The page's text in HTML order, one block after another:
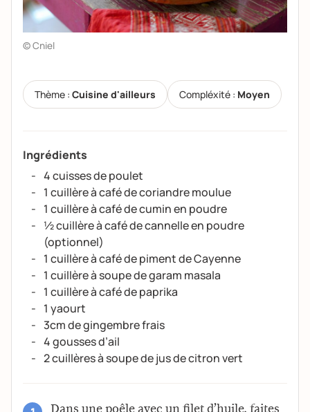
© Cniel
Thème : Cuisine d'ailleurs Compléxité : Moyen
Ingrédients
4 cuisses de poulet
1 cuillère à café de coriandre moulue
1 cuillère à café de cumin en poudre
½ cuillère à café de cannelle en poudre
(optionnel)
1 cuillère à café de piment de Cayenne
1 cuillère à soupe de garam masala
1 cuillère à café de paprika
1 yaourt
3cm de gingembre frais
4 gousses d’ail
2 cuillères à soupe de jus de citron vert
Dans une poêle avec un filet d’huile, faites